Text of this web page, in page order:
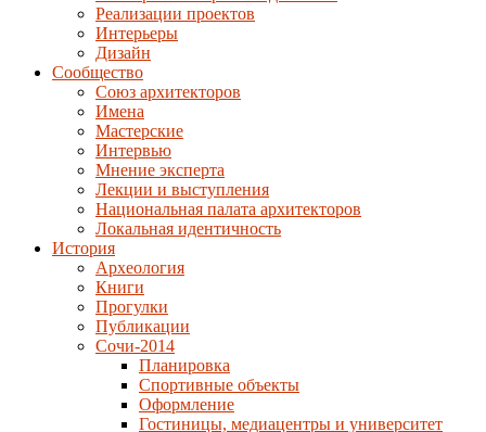
Реализации проектов
Интерьеры
Дизайн
Сообщество
Союз архитекторов
Имена
Мастерские
Интервью
Мнение эксперта
Лекции и выступления
Национальная палата архитекторов
Локальная идентичность
История
Археология
Книги
Прогулки
Публикации
Сочи-2014
Планировка
Спортивные объекты
Оформление
Гостиницы, медиацентры и университет